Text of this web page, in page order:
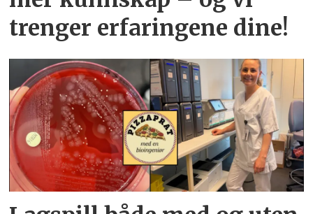
trenger erfaringene dine!